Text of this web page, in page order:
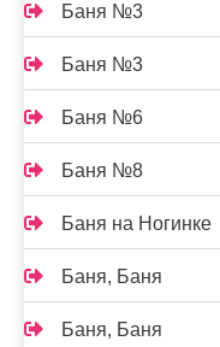
Баня №3
Баня №3
Баня №6
Баня №8
Баня на Ногинке
Баня, Баня
Баня, Баня